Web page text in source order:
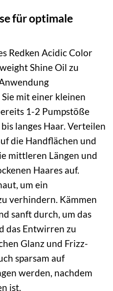
für optimale
Redken Acidic Color
Shine Oil zu
mit einer kleinen
1-2 Pumpstöße
langes Haar. Verteilen
die Handflächen und
mittleren Längen und
Haares auf.
um ein
verhindern. Kämmen
sanft durch, um das
das Entwirren zu
Glanz und Frizz-
sparsam auf
werden, nachdem
ist.